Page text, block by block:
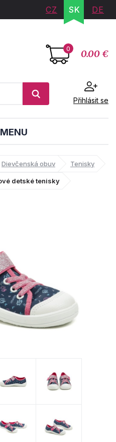
CZ SK DE
0 0.00 €
Přihlásit se
MENU
Dievčenská obuv Tenisky
detské tenisky